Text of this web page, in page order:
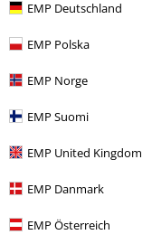
EMP Deutschland
EMP Polska
EMP Norge
EMP Suomi
EMP United Kingdom
EMP Danmark
EMP Österreich
Naposledy navštívené